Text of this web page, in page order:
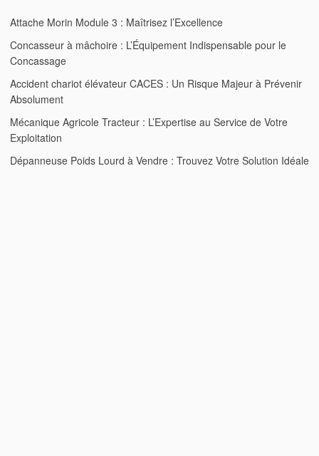
Attache Morin Module 3 : Maîtrisez l’Excellence
Concasseur à mâchoire : L’Équipement Indispensable pour le
Concassage
Accident chariot élévateur CACES : Un Risque Majeur à Prévenir
Absolument
Mécanique Agricole Tracteur : L’Expertise au Service de Votre
Exploitation
Dépanneuse Poids Lourd à Vendre : Trouvez Votre Solution Idéale